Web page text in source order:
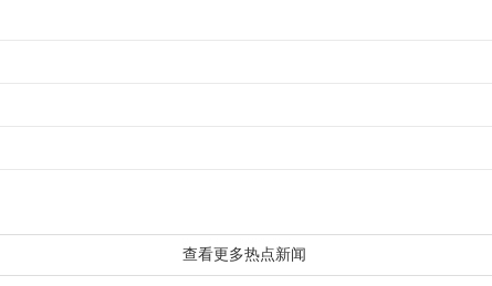
查看更多热点新闻